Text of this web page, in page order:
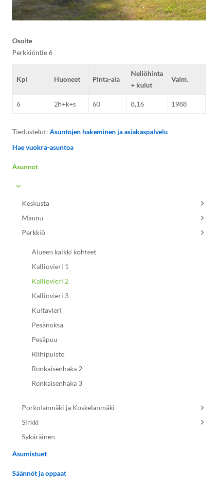
Osoite
Perkkiöntie 6
Kpl Huoneet Pinta-ala
Neliöhinta
+ kulut
Valm.
6 2h+k+s 60 8,16 1988
Tiedustelut: Asuntojen hakeminen ja asiakaspalvelu
Hae vuokra-asuntoa
Asunnot
Keskusta
Maunu
Perkkiö
Alueen kaikki kohteet
Kalliovieri 1
Kalliovieri 2
Kalliovieri 3
Kultavieri
Pesänoksa
Pesäpuu
Riihipuisto
Ronkaisenhaka 2
Ronkaisenhaka 3
Porkolanmäki ja Koskelanmäki
Sirkki
Sykäräinen
Asumistuet
Säännöt ja oppaat